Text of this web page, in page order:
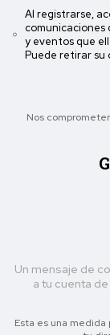
Al registrarse,
comunicaciones
y eventos que
Puede retirar su
Nos
Un mensaje de
a tu cuenta
Esta es una